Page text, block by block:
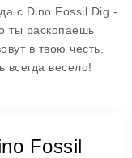
с Dino Fossil Dig -
ты раскопаешь
в твою честь.
всегда весело!
Fossil